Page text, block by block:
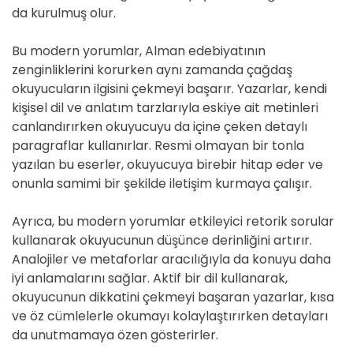
da kurulmuş olur.
Bu modern yorumlar, Alman edebiyatının
zenginliklerini korurken aynı zamanda çağdaş
okuyucuların ilgisini çekmeyi başarır. Yazarlar, kendi
kişisel dil ve anlatım tarzlarıyla eskiye ait metinleri
canlandırırken okuyucuyu da içine çeken detaylı
paragraflar kullanırlar. Resmi olmayan bir tonla
yazılan bu eserler, okuyucuya birebir hitap eder ve
onunla samimi bir şekilde iletişim kurmaya çalışır.
Ayrıca, bu modern yorumlar etkileyici retorik sorular
kullanarak okuyucunun düşünce derinliğini artırır.
Analojiler ve metaforlar aracılığıyla da konuyu daha
iyi anlamalarını sağlar. Aktif bir dil kullanarak,
okuyucunun dikkatini çekmeyi başaran yazarlar, kısa
ve öz cümlelerle okumayı kolaylaştırırken detayları
da unutmamaya özen gösterirler.